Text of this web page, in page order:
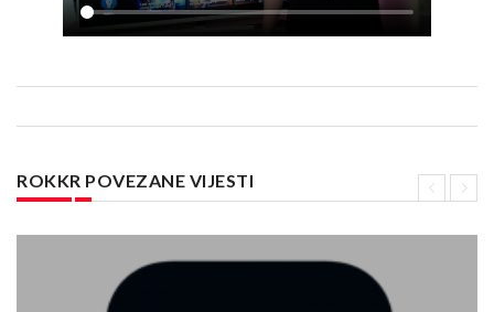
ROKKR POVEZANE VIJESTI